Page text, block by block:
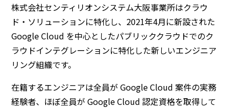
株式会社センティリオンシステム大阪事業所はクラウ
ド・ソリューションに特化し、2021年4月に新設された
Google Cloud を中心としたパブリッククラウドでのク
ラウドインテグレーションに特化した新しいエンジニア
リング組織です。
在籍するエンジニアは全員が Google Cloud 案件の実務
経験者、ほぼ全員が Google Cloud 認定資格を取得して